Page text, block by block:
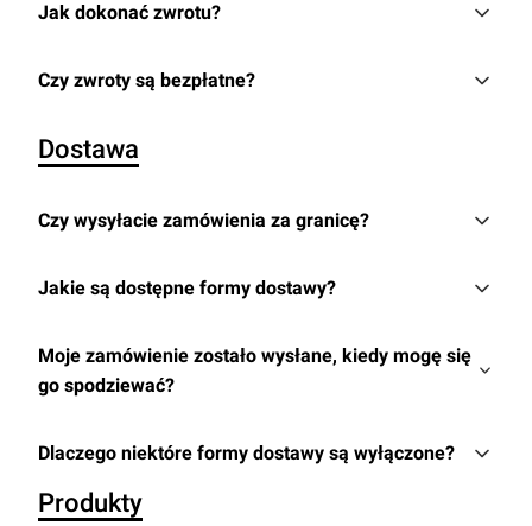
Jak dokonać zwrotu?
Czy zwroty są bezpłatne?
Dostawa
Czy wysyłacie zamówienia za granicę?
Jakie są dostępne formy dostawy?
Moje zamówienie zostało wysłane, kiedy mogę się
go spodziewać?
Dlaczego niektóre formy dostawy są wyłączone?
Produkty